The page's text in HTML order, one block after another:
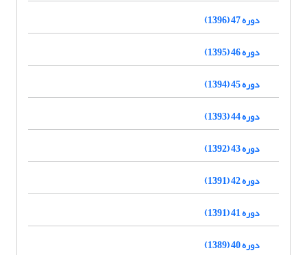
دوره 47 (1396)
دوره 46 (1395)
دوره 45 (1394)
دوره 44 (1393)
دوره 43 (1392)
دوره 42 (1391)
دوره 41 (1391)
دوره 40 (1389)